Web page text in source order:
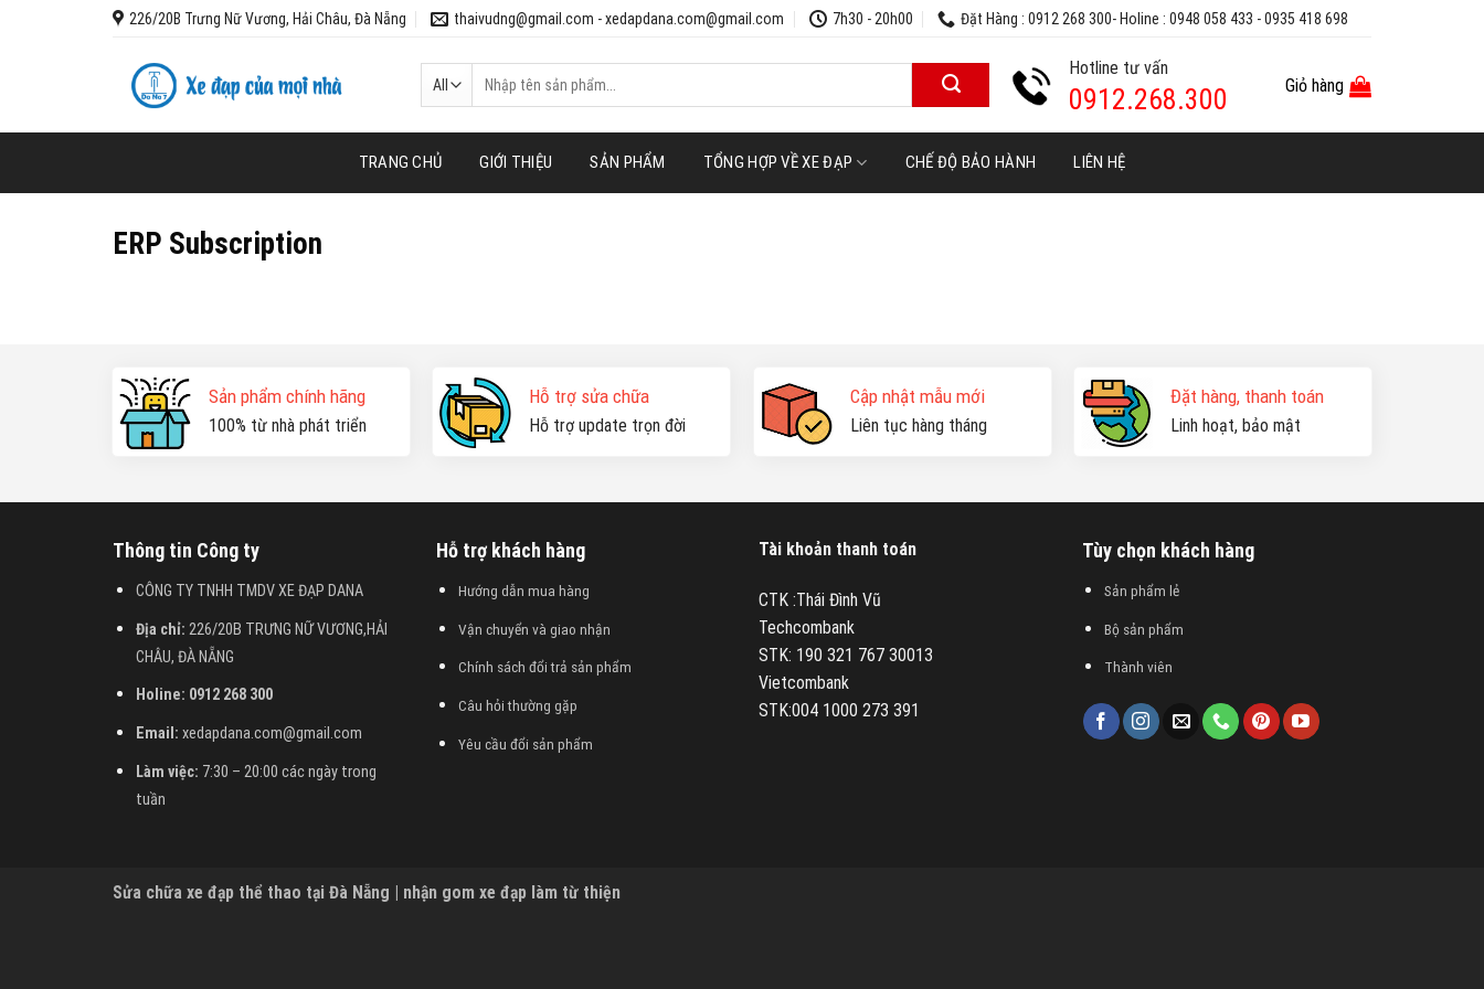
226/20B Trưng Nữ Vương, Hải Châu, Đà Nẵng thaivudng@gmail.com - xedapdana.com@gmail.com 7h30 - 20h00 Đặt Hàng : 0912 268 300- Holine : 0948 058 433 - 0935 418 698
Tìm
kiếm:
Hotline tư vấn
0912.268.300 Giỏ hàng
TRANG CHỦ GIỚI THIỆU SẢN PHẨM TỔNG HỢP VỀ XE ĐẠP CHẾ ĐỘ BẢO HÀNH LIÊN HỆ
ERP Subscription
Sản phẩm chính hãng
100% từ nhà phát triển
Hỗ trợ sửa chữa
Hỗ trợ update trọn đời
Cập nhật mẫu mới
Liên tục hàng tháng
Đặt hàng, thanh toán
Linh hoạt, bảo mật
Thông tin Công ty
CÔNG TY TNHH TMDV XE ĐẠP DANA
Địa chỉ: 226/20B TRƯNG NỮ VƯƠNG,HẢI
CHÂU, ĐÀ NẴNG
Holine: 0912 268 300
Email: xedapdana.com@gmail.com
Làm việc: 7:30 – 20:00 các ngày trong
tuần
Hỗ trợ khách hàng
Hướng dẫn mua hàng
Vận chuyển và giao nhận
Chính sách đổi trả sản phẩm
Câu hỏi thường gặp
Yêu cầu đổi sản phẩm
Tài khoản thanh toán
CTK :Thái Đình Vũ
Techcombank
STK: 190 321 767 30013
Vietcombank
STK:004 1000 273 391
Tùy chọn khách hàng
Sản phẩm lẻ
Bộ sản phẩm
Thành viên
Sửa chữa xe đạp thể thao tại Đà Nẵng | nhận gom xe đạp làm từ thiện